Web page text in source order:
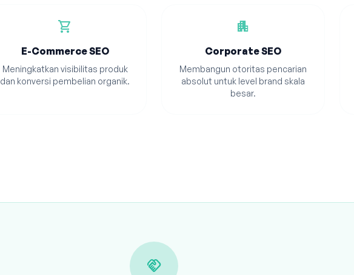
shopping_cart
E-Commerce SEO
Meningkatkan visibilitas produk
dan konversi pembelian organik.
apartment
Corporate SEO
Membangun otoritas pencarian
absolut untuk level brand skala
besar.
handshake